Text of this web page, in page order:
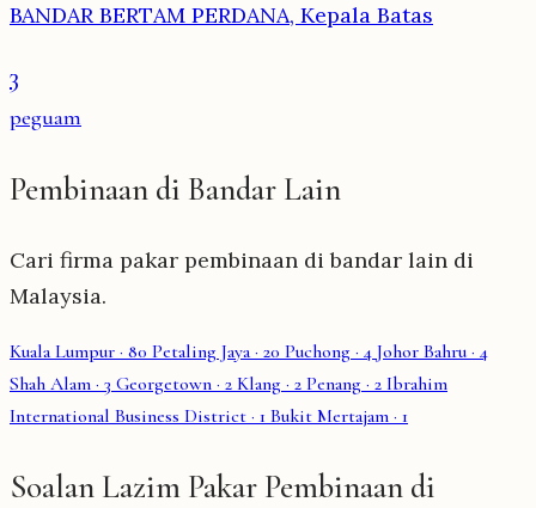
BANDAR BERTAM PERDANA, Kepala Batas
3
peguam
Pembinaan di Bandar Lain
Cari firma pakar pembinaan di bandar lain di
Malaysia.
Kuala Lumpur · 80 Petaling Jaya· 20 Puchong · 4 Johor Bahru · 4
Shah Alam · 3 Georgetown · 2 Klang · 2 Penang · 2 Ibrahim
International Business District · 1 Bukit Mertajam · 1
Soalan Lazim Pakar Pembinaan di